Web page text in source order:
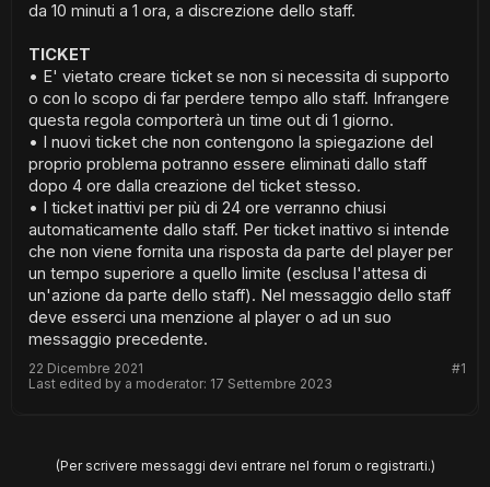
da 10 minuti a 1 ora, a discrezione dello staff.
TICKET
• E' vietato creare ticket se non si necessita di supporto
o con lo scopo di far perdere tempo allo staff. Infrangere
questa regola comporterà un time out di 1 giorno.
• I nuovi ticket che non contengono la spiegazione del
proprio problema potranno essere eliminati dallo staff
dopo 4 ore dalla creazione del ticket stesso.
• I ticket inattivi per più di 24 ore verranno chiusi
automaticamente dallo staff. Per ticket inattivo si intende
che non viene fornita una risposta da parte del player per
un tempo superiore a quello limite (esclusa l'attesa di
un'azione da parte dello staff). Nel messaggio dello staff
deve esserci una menzione al player o ad un suo
messaggio precedente.
#1
22 Dicembre 2021
Last edited by a moderator: 17 Settembre 2023
(Per scrivere messaggi devi entrare nel forum o registrarti.)